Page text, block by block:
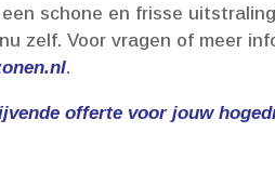
schone en frisse
zelf.​ Voor vragen of meer
.​
offerte voor jouw